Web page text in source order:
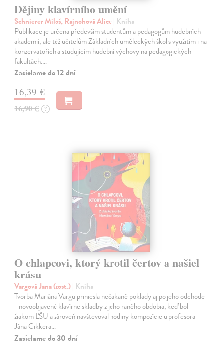
Dějiny klavírního umění
Schnierer Miloš, Rajnohová Alice | Kniha
Publikace je určena především studentům a pedagogům hudebních
akademií, ale též učitelům Základních uměleckých škol s využitím i na
konzervatořích a studujícím hudební výchovy na pedagogických
fakultách.…
Zasielame do 12 dní
16,39 €
16,90 € ?
O chlapcovi, ktorý krotil čertov a našiel
krásu
Vargová Jana (zost.)| Kniha
Tvorba Mariána Vargu priniesla nečakané poklady aj po jeho odchode
- novoobjavené klavírne skladby z jeho raného obdobia, keď bol
žiakom ĽŠU a zároveň navštevoval hodiny kompozície u profesora
Jána Cikkera…
Zasielame do 30 dní